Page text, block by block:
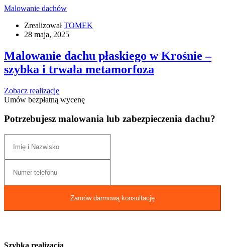
Malowanie dachów
ZrealizowałTOMEK
28 maja, 2025
Malowanie dachu płaskiego w Krośnie –
szybka i trwała metamorfoza
Zobacz realizację
Umów bezpłatną wycenę
Potrzebujesz malowania lub zabezpieczenia dachu?
Zamów darmową konsultację